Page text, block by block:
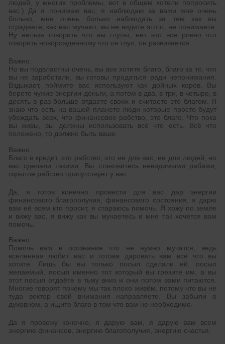
людей, у многих проблемы, вот в общем хотели попросить
вас.) Да я понимаю вас, я наблюдаю за вами мне очень
больно, мне очень больно наблюдать за тем как вы
страдаете, как вас мучают, вы не видите этого, не понимаете.
Ну нельзя говорить что вы глупы, нет это все ровно что
говорить новорожденному что он глуп, он развивается.
Важно.
Но вы подвластны очень, вы все хотите благо, благо за то, что
вы не заработали, вы готовы продаться ради непонимания.
Вздыхает, поймите вас используют как дойных коров. Вы
берете чужие энергии-деньги, а потом в два, в три, в четыре, в
десять в раз больше отдаете своих и считаете это благом. Я
знаю что есть на вашей планете люди которые просто будут
убеждать всех, что финансовое рабство, это благо. Что пока
вы живы, вы должны использовать всё что есть. Всё что
положено, то должно быть ваше.
Важно.
Благо в кредит, это рабство, это не для вас, не для людей, но
вас сделали такими. Вы становитесь невидимыми рабами,
скрытое рабство присутствует у вас.
Да, я готов конечно провести для вас дар энергии
финансового благополучия, финансового состояния, я дарю
вам её всем кто просит, я стараюсь помочь. Я хожу по земле
и вижу вас, я вижу как вы мучаетесь и мне так хочется вам
помочь.
Важно.
Помочь вам в осознание что не нужно мучатся, ведь
вселенная любит вас и готова даровать вам всё что вы
хотите. Лишь бы вы только посыл сделали ей, посыл
желаемый, посыл именно тот который вы грезите им, а вы
этот посыл отдаёте в тьму вниз и они потом вами питаются.
Многие говорят почему мы так плохо живём, потому что вы не
туда вектор свой внимания направляете. Вы забыли о
духовном, а ищите благо в том что вам не необходимо.
Да я провожу конечно, я дарую вам, я дарую вам всем
энергию финансов, энергию благополучия, энергию счастья.